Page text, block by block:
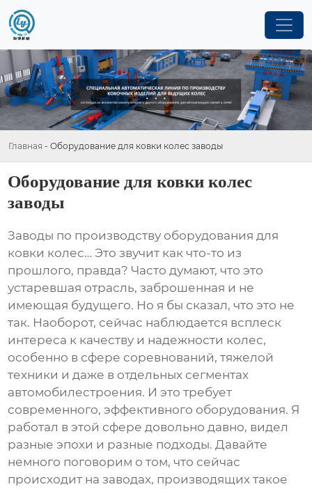
Главная - Оборудование для ковки колес заводы
Оборудование для ковки колес
заводы
Заводы по производству оборудования для
ковки колес… Это звучит как что-то из
прошлого, правда? Часто думают, что это
устаревшая отрасль, заброшенная и не
имеющая будущего. Но я бы сказал, что это не
так. Наоборот, сейчас наблюдается всплеск
интереса к качеству и надежности колес,
особенно в сфере соревнований, тяжелой
техники и даже в отдельных сегментах
автомобилестроения. И это требует
современного, эффективного оборудования. Я
работал в этой сфере довольно давно, видел
разные эпохи и разные подходы. Давайте
немного поговорим о том, что сейчас
происходит на заводах, производящих такое